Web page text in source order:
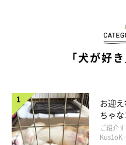
紹介したチロくんは、食べる
う。部屋中を自由に走り回っ
「犬が好
お迎
ちゃ
コ“コ
長！
ご紹介
Kus1oK